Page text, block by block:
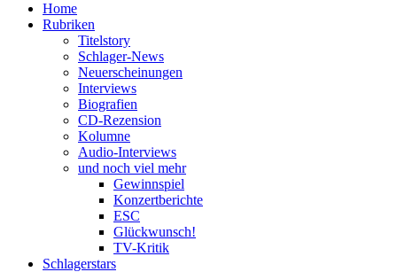
Home
Rubriken
Titelstory
Schlager-News
Neuerscheinungen
Interviews
Biografien
CD-Rezension
Kolumne
Audio-Interviews
und noch viel mehr
Gewinnspiel
Konzertberichte
ESC
Glückwunsch!
TV-Kritik
Schlagerstars